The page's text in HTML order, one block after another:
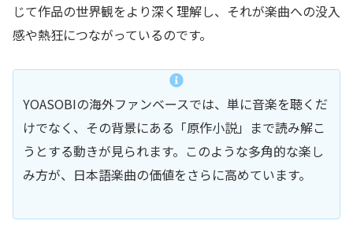
じて作品の世界観をより深く理解し、それが楽曲への没入
感や熱狂につながっているのです。
YOASOBIの海外ファンベースでは、単に音楽を聴くだ
けでなく、その背景にある「原作小説」まで読み解こ
うとする動きが見られます。このような多角的な楽し
み方が、日本語楽曲の価値をさらに高めています。